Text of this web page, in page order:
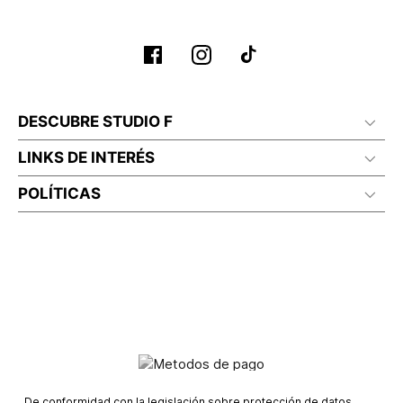
DESCUBRE STUDIO F
LINKS DE INTERÉS
POLÍTICAS